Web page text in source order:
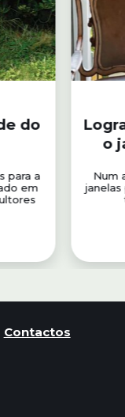
do
para a
em
o
Num
janelas
Contactos